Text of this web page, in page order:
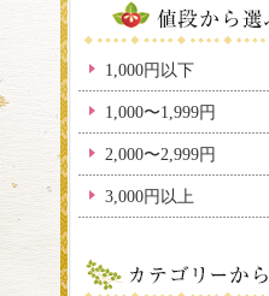
1,000円以下
1,000〜1,999円
2,000〜2,999円
3,000円以上